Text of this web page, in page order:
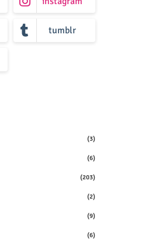
tumblr
(3)
(6)
(203)
(2)
(9)
(6)